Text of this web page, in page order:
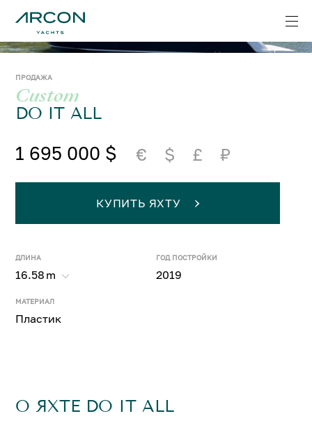
ПРОДАЖА
Custom
DO IT ALL
1 695 000 $ € $ £ ₽
ДЛИНА
16.58 m
ГОД ПОСТРОЙКИ
2019
МАТЕРИАЛ
Пластик
КУПИТЬ ЯХТУ
О ЯХТЕ DO IT ALL